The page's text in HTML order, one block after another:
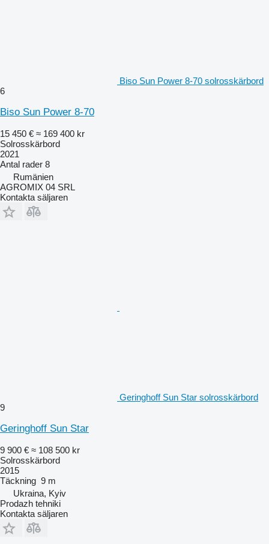
Biso Sun Power 8-70 solrosskärbord
6
Biso Sun Power 8-70
15 450 € ≈ 169 400 kr
Solrosskärbord
2021
Antal rader 8
Rumänien
AGROMIX 04 SRL
Kontakta säljaren
Geringhoff Sun Star solrosskärbord
9
Geringhoff Sun Star
9 900 € ≈ 108 500 kr
Solrosskärbord
2015
Täckning 9 m
Ukraina, Kyiv
Prodazh tehniki
Kontakta säljaren